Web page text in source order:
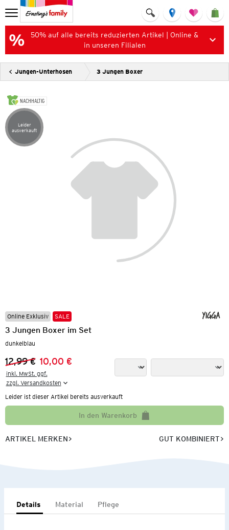
50% auf alle bereits reduzierten Artikel | Online &
in unseren Filialen
Jungen-Unterhosen 3 Jungen Boxer
NACHHALTIG
Artikel leider ausverkauft
Leider
ausverkauft
Online Exklusiv SALE
3 Jungen Boxer im Set
dunkelblau
Vorheriger Preis:
12,99 €
Neuer Preis:
10,00 €
inkl. MwSt. ggf.
zzgl. Versandkosten
Leider ist dieser Artikel bereits ausverkauft
In den Warenkorb
ARTIKEL MERKEN GUT KOMBINIERT
Details Material Pflege